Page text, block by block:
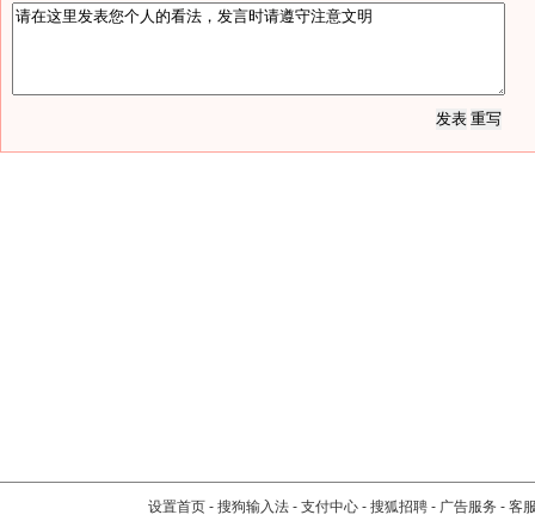
设置首页 - 搜狗输入法 - 支付中心 - 搜狐招聘 - 广告服务 - 客